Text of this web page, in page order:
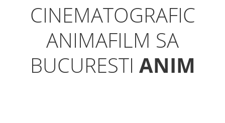
CINEMATOGRAFIC
ANIMAFILM SA
BUCURESTI ANIM